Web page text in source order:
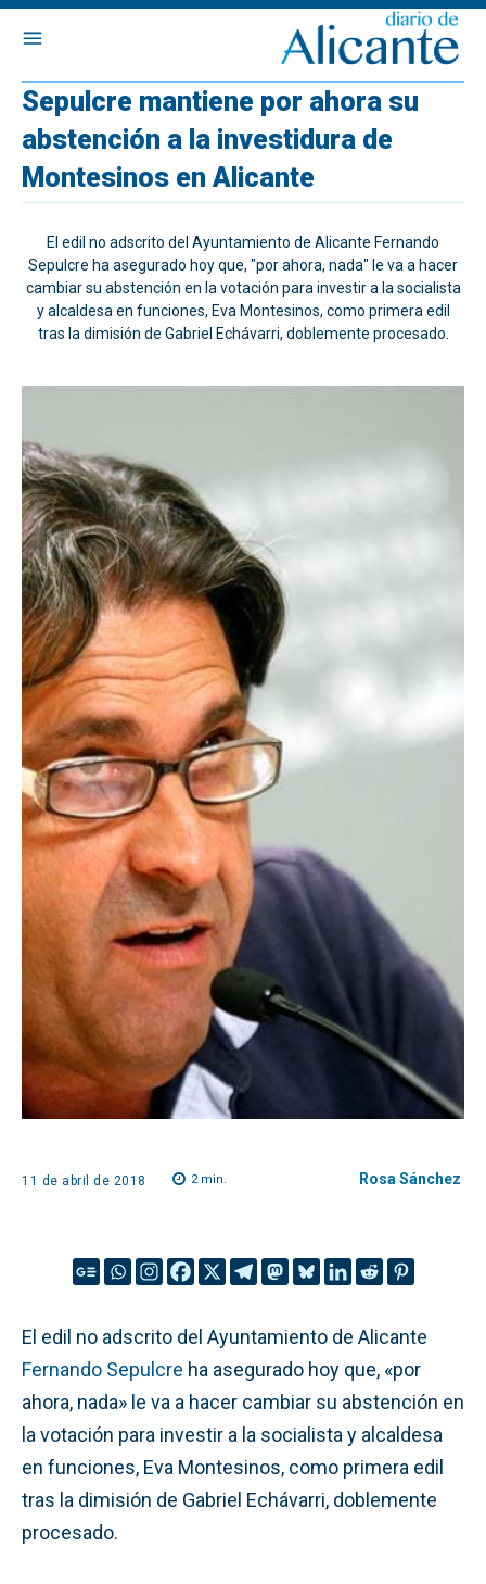
Sepulcre mantiene por ahora su
abstención a la investidura de
Montesinos en Alicante
El edil no adscrito del Ayuntamiento de Alicante Fernando
Sepulcre ha asegurado hoy que, "por ahora, nada" le va a hacer
cambiar su abstención en la votación para investir a la socialista
y alcaldesa en funciones, Eva Montesinos, como primera edil
tras la dimisión de Gabriel Echávarri, doblemente procesado.
11 de abril de 2018 2min. Rosa Sánchez
El edil no adscrito del Ayuntamiento de Alicante
Fernando Sepulcre ha asegurado hoy que, «por
ahora, nada» le va a hacer cambiar su abstención en
la votación para investir a la socialista y alcaldesa
en funciones, Eva Montesinos, como primera edil
tras la dimisión de Gabriel Echávarri, doblemente
procesado.